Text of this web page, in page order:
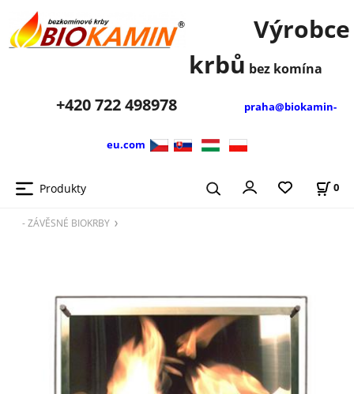
Výrobce
krbů bez komína
+420722 498978 praha@biokamin-
eu.com
Produkty 0
- ZÁVĚSNÉ BIOKRBY